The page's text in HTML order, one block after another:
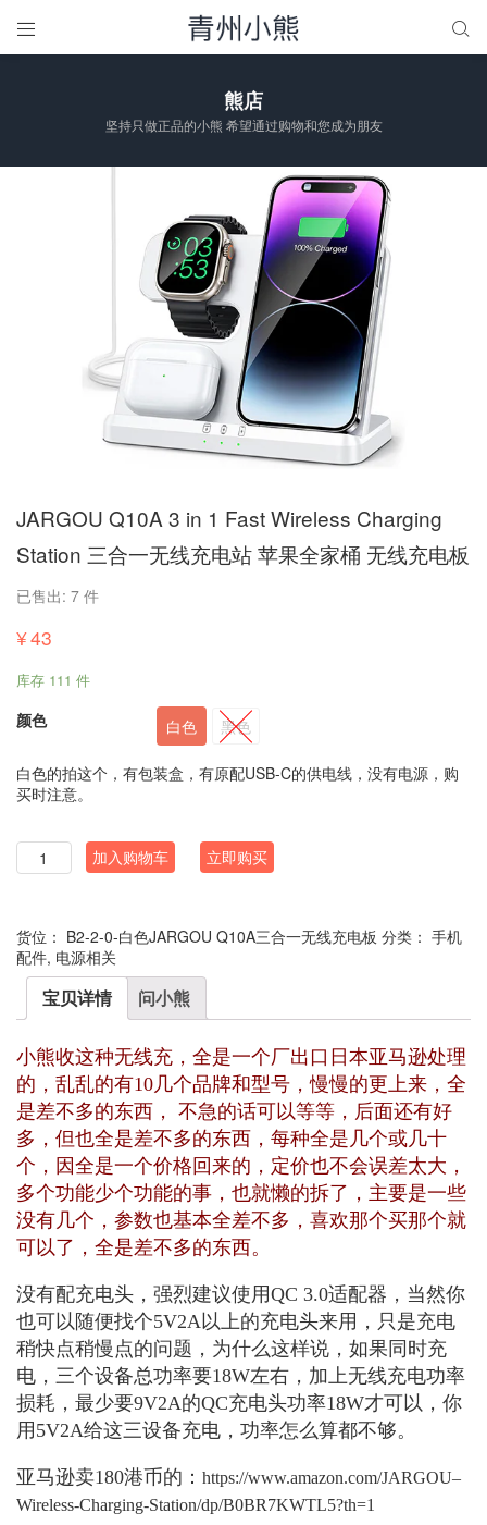
 
熊店
坚持只做正品的小熊 希望通过购物和您成为朋友
JARGOU Q10A 3 in 1 Fast Wireless Charging
Station 三合一无线充电站 苹果全家桶 无线充电板
已售出: 7 件
¥43
库存 111 件
颜色 白色 黑色
白色的拍这个，有包装盒，有原配USB-C的供电线，没有电源，购
买时注意。
数
量
加入购物车 立即购买
货位： B2-2-0-白色JARGOU Q10A三合一无线充电板 分类： 手机
配件, 电源相关
宝贝详情 问小熊
小熊收这种无线充，全是一个厂出口日本亚马逊处理
的，乱乱的有10几个品牌和型号，慢慢的更上来，全
是差不多的东西， 不急的话可以等等，后面还有好
多，但也全是差不多的东西，每种全是几个或几十
个，因全是一个价格回来的，定价也不会误差太大，
多个功能少个功能的事，也就懒的拆了，主要是一些
没有几个，参数也基本全差不多，喜欢那个买那个就
可以了，全是差不多的东西。
没有配充电头，强烈建议使用QC 3.0适配器，当然你
也可以随便找个5V2A以上的充电头来用，只是充电
稍快点稍慢点的问题，为什么这样说，如果同时充
电，三个设备总功率要18W左右，加上无线充电功率
损耗，最少要9V2A的QC充电头功率18W才可以，你
用5V2A给这三设备充电，功率怎么算都不够。
亚马逊卖180港币的： https://www.amazon.com/JARGOU–
Wireless-Charging-Station/dp/B0BR7KWTL5?th=1